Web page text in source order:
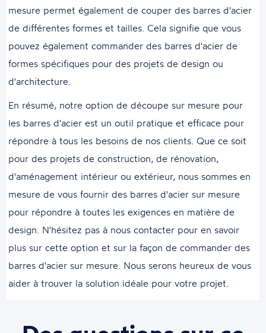
mesure permet également de couper des barres d'acier
de différentes formes et tailles. Cela signifie que vous
pouvez également commander des barres d'acier de
formes spécifiques pour des projets de design ou
d'architecture.
En résumé, notre option de découpe sur mesure pour
les barres d'acier est un outil pratique et efficace pour
répondre à tous les besoins de nos clients. Que ce soit
pour des projets de construction, de rénovation,
d'aménagement intérieur ou extérieur, nous sommes en
mesure de vous fournir des barres d'acier sur mesure
pour répondre à toutes les exigences en matière de
design. N'hésitez pas à nous contacter pour en savoir
plus sur cette option et sur la façon de commander des
barres d'acier sur mesure. Nous serons heureux de vous
aider à trouver la solution idéale pour votre projet.